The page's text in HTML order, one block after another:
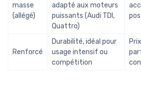
masse
(allégé)
adapté aux moteurs
puissants (Audi TDI,
Quattro)
Renforcé
Durabilité, idéal pour
usage intensif ou
compétition